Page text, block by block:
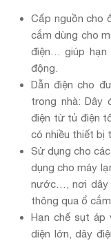
Cấp nguồn cho
cắm dùng cho
điện… giúp hạn
động.
Dẫn điện cho
trong nhà: Dây
điện từ tủ điện
có nhiều thiết bị
Sử dụng cho
dụng cho máy
nước…, nơi dây
thông qua ổ cắm.
Hạn chế sụt áp
diện lớn, dây